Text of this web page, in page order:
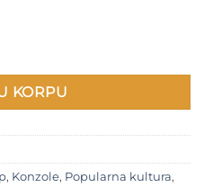
360 količina
KORPU
, Konzole, Popularna kultura,